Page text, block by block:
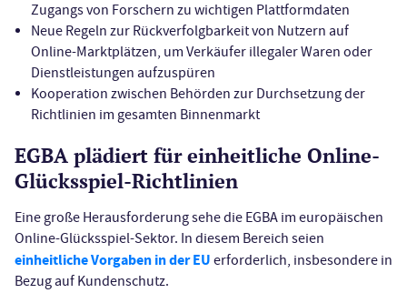
Zugangs von Forschern zu wichtigen Plattformdaten
Neue Regeln zur Rückverfolgbarkeit von Nutzern auf
Online-Marktplätzen, um Verkäufer illegaler Waren oder
Dienstleistungen aufzuspüren
Kooperation zwischen Behörden zur Durchsetzung der
Richtlinien im gesamten Binnenmarkt
EGBA plädiert für einheitliche Online-
Glücksspiel-Richtlinien
Eine große Herausforderung sehe die EGBA im europäischen
Online-Glücksspiel-Sektor. In diesem Bereich seien
einheitliche Vorgaben in der EU erforderlich, insbesondere in
Bezug auf Kundenschutz.